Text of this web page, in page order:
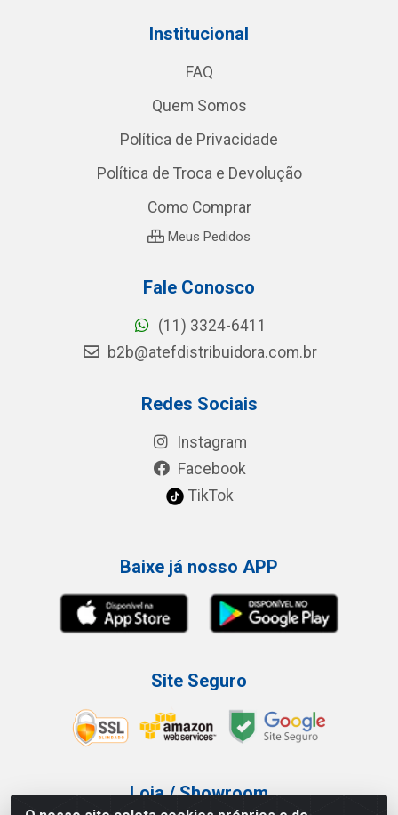
Institucional
FAQ
Quem Somos
Política de Privacidade
Política de Troca e Devolução
Como Comprar
Meus Pedidos
Fale Conosco
(11) 3324-6411
b2b@atefdistribuidora.com.br
Redes Sociais
Instagram
Facebook
TikTok
Baixe já nosso APP
Site Seguro
Loja / Showroom